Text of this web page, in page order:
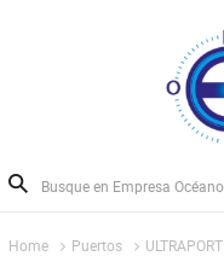
Home Puertos ULTRAPORT